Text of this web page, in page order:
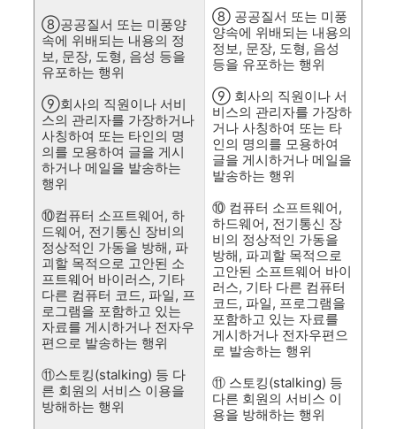
⑧공공질서 또는 미풍양
속에 위배되는 내용의 정
보, 문장, 도형, 음성 등을
유포하는 행위
⑨회사의 직원이나 서비
스의 관리자를 가장하거나
사칭하여 또는 타인의 명
의를 모용하여 글을 게시
하거나 메일을 발송하는
행위
⑩컴퓨터 소프트웨어, 하
드웨어, 전기통신 장비의
정상적인 가동을 방해, 파
괴할 목적으로 고안된 소
프트웨어 바이러스, 기타
다른 컴퓨터 코드, 파일, 프
로그램을 포함하고 있는
자료를 게시하거나 전자우
편으로 발송하는 행위
⑪스토킹(stalking) 등 다
른 회원의 서비스 이용을
방해하는 행위
⑧ 공공질서 또는 미풍
양속에 위배되는 내용의
정보, 문장, 도형, 음성
등을 유포하는 행위
⑨ 회사의 직원이나 서
비스의 관리자를 가장하
거나 사칭하여 또는 타
인의 명의를 모용하여
글을 게시하거나 메일을
발송하는 행위
⑩ 컴퓨터 소프트웨어,
하드웨어, 전기통신 장
비의 정상적인 가동을
방해, 파괴할 목적으로
고안된 소프트웨어 바이
러스, 기타 다른 컴퓨터
코드, 파일, 프로그램을
포함하고 있는 자료를
게시하거나 전자우편으
로 발송하는 행위
⑪ 스토킹(stalking) 등
다른 회원의 서비스 이
용을 방해하는 행위